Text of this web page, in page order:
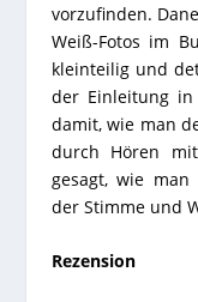
vorzufinden.
Weiß-Fotos im
kleinteilig und
der Einleitung in
damit, wie man
durch Hören
gesagt, wie
der Stimme und
Rezension